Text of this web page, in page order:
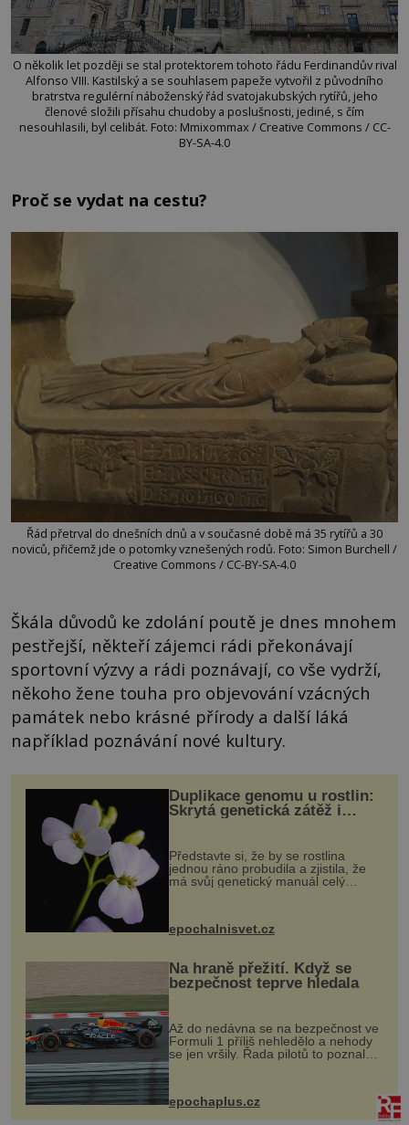
O několik let později se stal protektorem tohoto řádu Ferdinandův rival
Alfonso VIII. Kastilský a se souhlasem papeže vytvořil z původního
bratrstva regulérní náboženský řád svatojakubských rytířů, jeho
členové složili přísahu chudoby a poslušnosti, jediné, s čím
nesouhlasili, byl celibát. Foto: Mmixommax / Creative Commons / CC-
BY-SA-4.0
Proč se vydat na cestu?
Řád přetrval do dnešních dnů a v současné době má 35 rytířů a 30
noviců, přičemž jde o potomky vznešených rodů. Foto: Simon Burchell /
Creative Commons / CC-BY-SA-4.0
Škála důvodů ke zdolání poutě je dnes mnohem
pestřejší, někteří zájemci rádi překonávají
sportovní výzvy a rádi poznávají, co vše vydrží,
někoho žene touha pro objevování vzácných
památek nebo krásné přírody a další láká
například poznávání nové kultury.
Duplikace genomu u rostlin:
Skrytá genetická zátěž i
Představte si, že by se rostlina
jednou ráno probudila a zjistila, že
má svůj genetický manuál celý
vstupenka...
epochalnisvet.cz
Na hraně přežití. Když se
bezpečnost teprve hledala
Až do nedávna se na bezpečnost ve
Formuli 1 příliš nehledělo a nehody
se jen vršily. Řada pilotů to poznala
na vlastní kůži, často s trvalými
následky nebo bohužel i ztrátou
života. Dnes nepochopiteln...
epochaplus.cz